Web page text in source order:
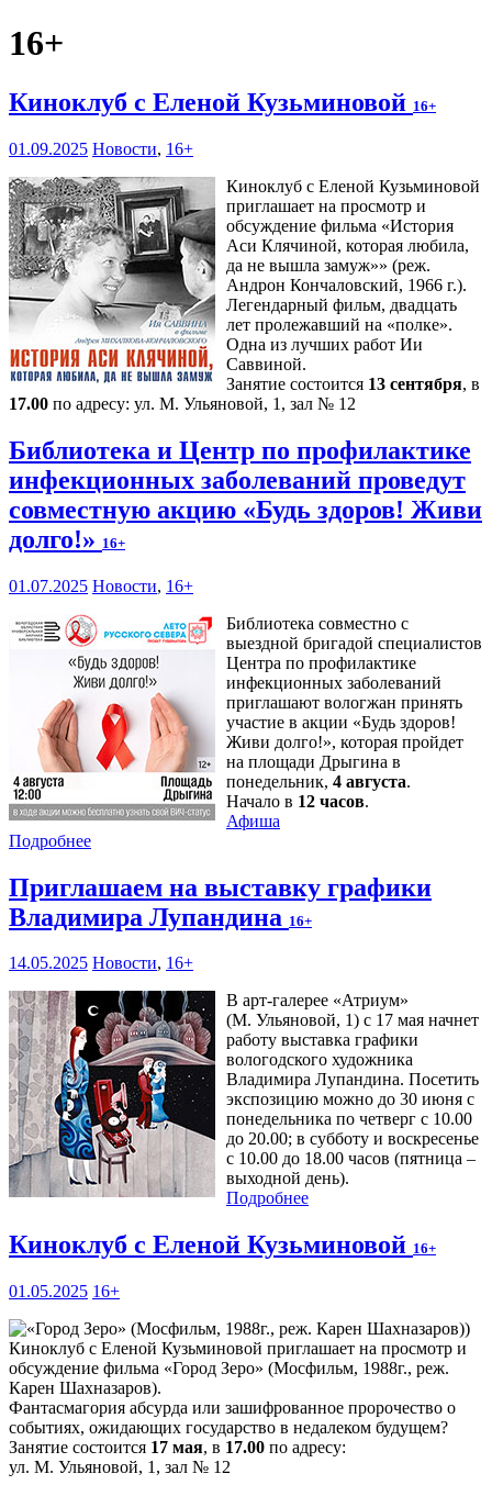
16+
Киноклуб с Еленой Кузьминовой 16+
01.09.2025 Новости, 16+
Киноклуб с Еленой Кузьминовой
приглашает на просмотр и
обсуждение фильма «История
Аси Клячиной, которая любила,
да не вышла замуж»» (реж.
Андрон Кончаловский, 1966 г.).
Легендарный фильм, двадцать
лет пролежавший на «полке».
Одна из лучших работ Ии
Саввиной.
Занятие состоится 13 сентября, в
17.00 по адресу: ул. М. Ульяновой, 1, зал № 12
Библиотека и Центр по профилактике
инфекционных заболеваний проведут
совместную акцию «Будь здоров! Живи
долго!» 16+
01.07.2025 Новости, 16+
Библиотека совместно с
выездной бригадой специалистов
Центра по профилактике
инфекционных заболеваний
приглашают вологжан принять
участие в акции «Будь здоров!
Живи долго!», которая пройдет
на площади Дрыгина в
понедельник, 4 августа.
Начало в 12 часов.
Афиша
Подробнее
Приглашаем на выставку графики
Владимира Лупандина 16+
14.05.2025 Новости, 16+
В арт-галерее «Атриум»
(М. Ульяновой, 1) с 17 мая начнет
работу выставка графики
вологодского художника
Владимира Лупандина. Посетить
экспозицию можно до 30 июня с
понедельника по четверг с 10.00
до 20.00; в субботу и воскресенье
с 10.00 до 18.00 часов (пятница –
выходной день).
Подробнее
Киноклуб с Еленой Кузьминовой 16+
01.05.2025 16+
Киноклуб с Еленой Кузьминовой приглашает на просмотр и
обсуждение фильма «Город Зеро» (Мосфильм, 1988г., реж.
Карен Шахназаров).
Фантасмагория абсурда или зашифрованное пророчество о
событиях, ожидающих государство в недалеком будущем?
Занятие состоится 17 мая, в 17.00 по адресу:
ул. М. Ульяновой, 1, зал № 12